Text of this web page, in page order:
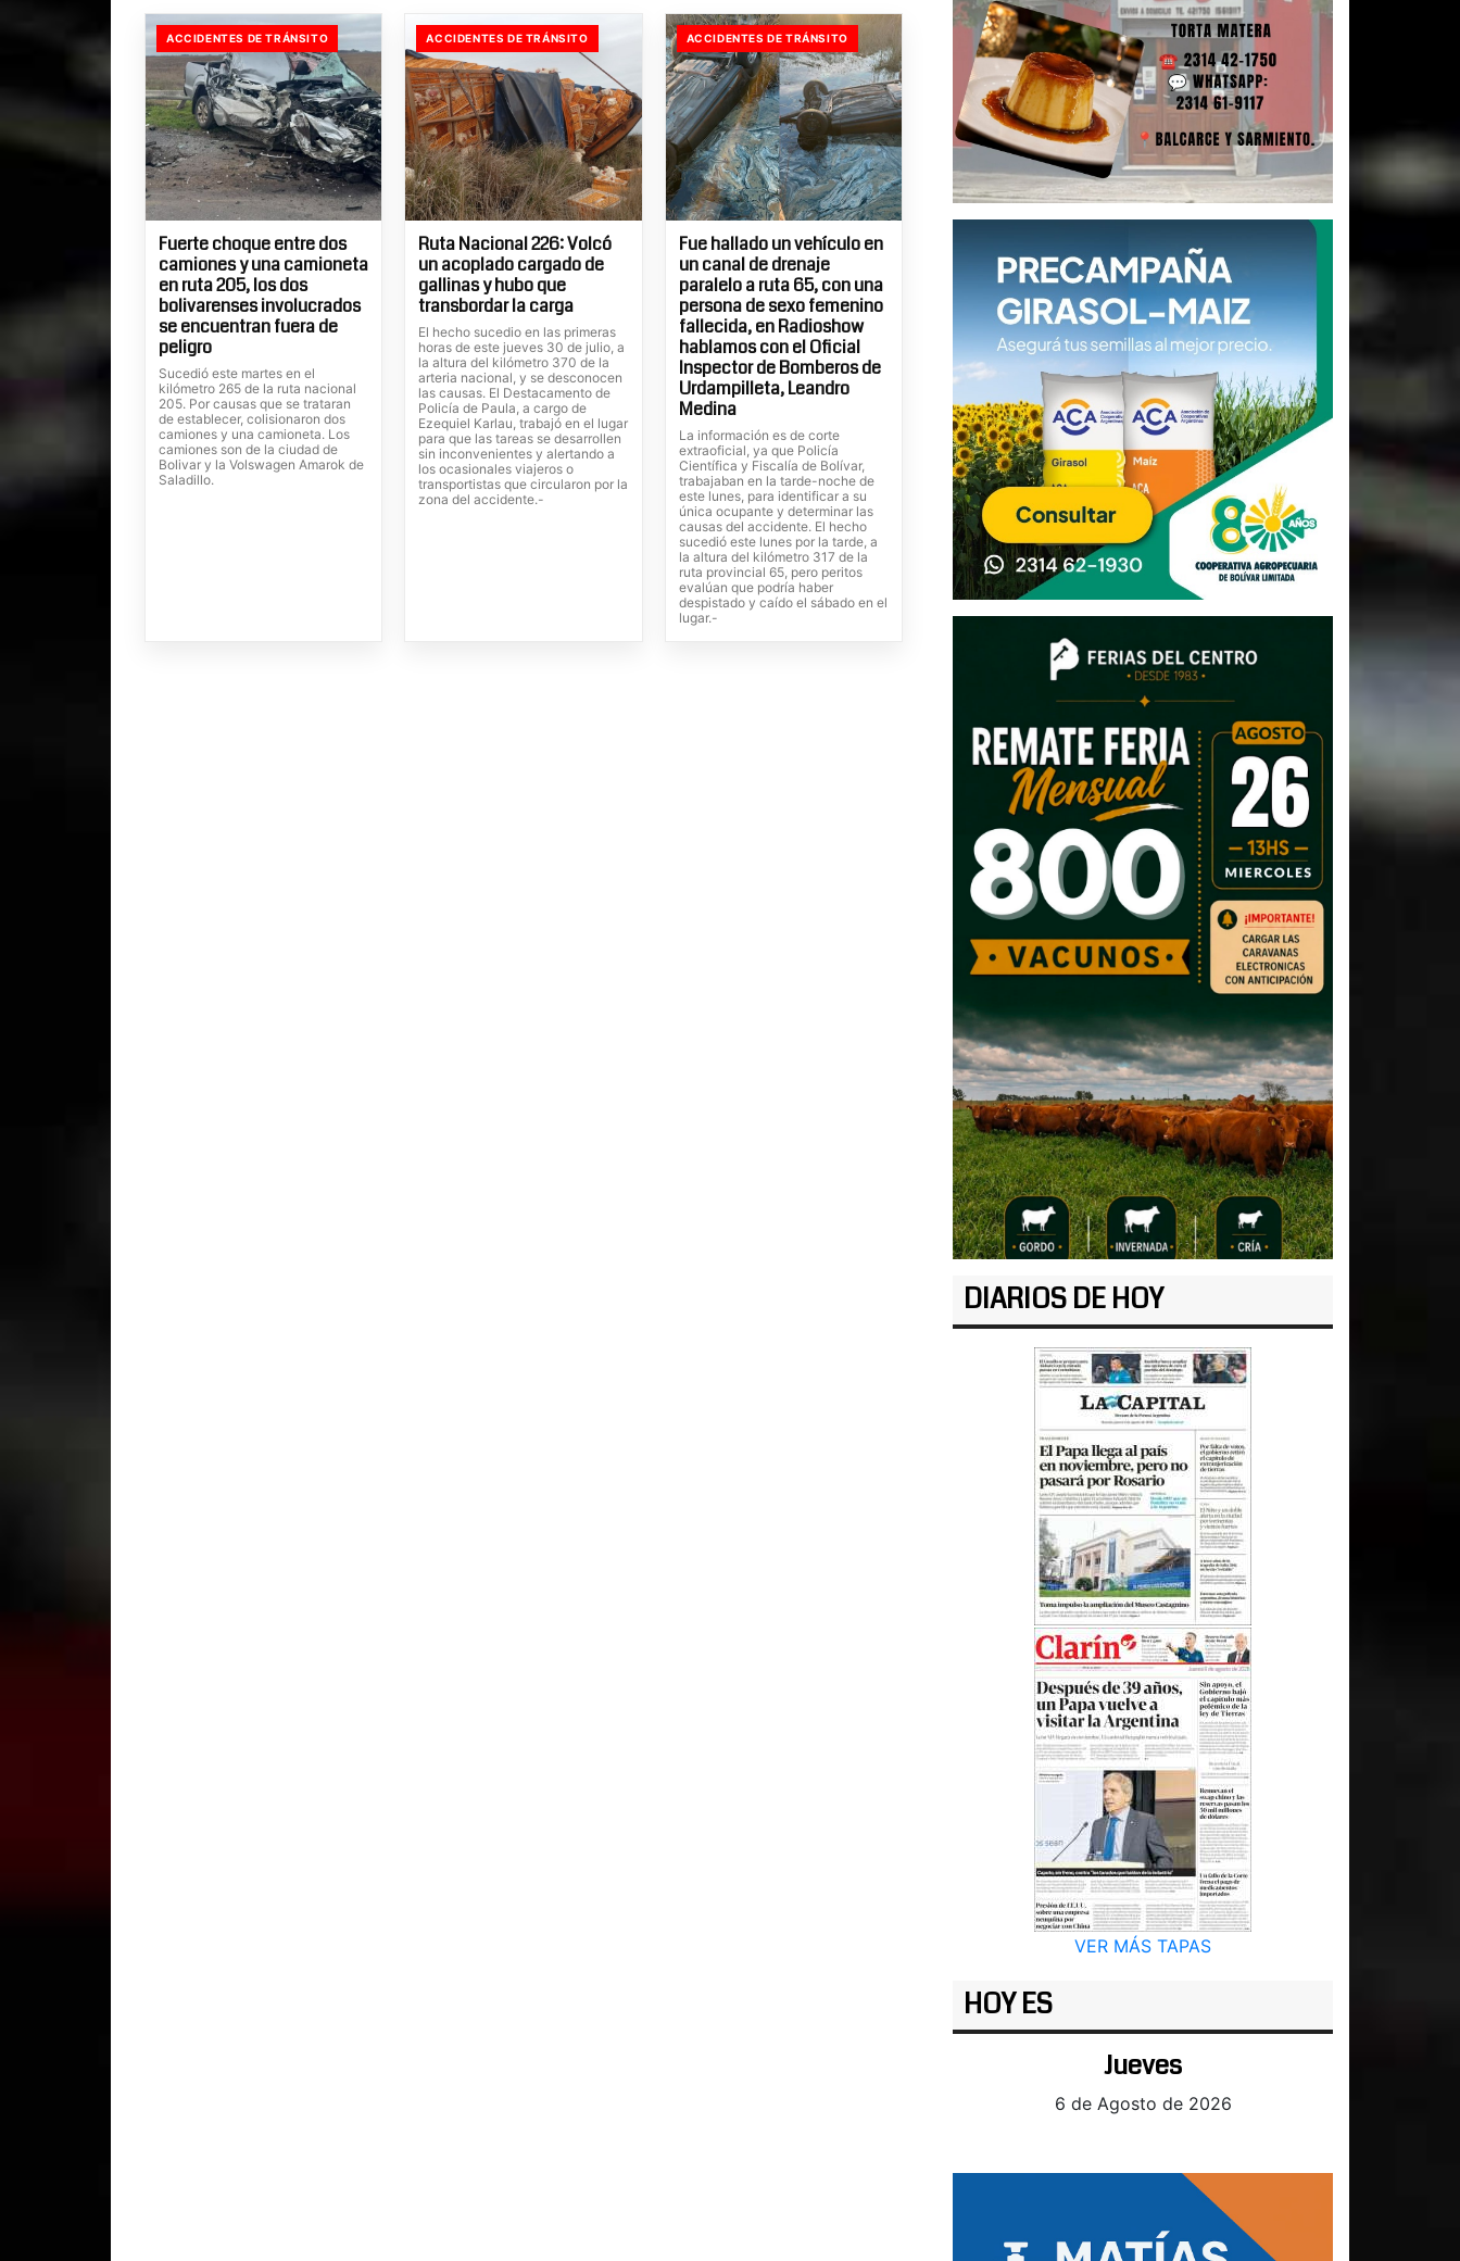
ACCIDENTES DE TRÁNSITO
Fuerte choque entre dos
camiones y una camioneta
en ruta 205, los dos
bolivarenses involucrados
se encuentran fuera de
peligro
Sucedió este martes en el
kilómetro 265 de la ruta nacional
205. Por causas que se trataran
de establecer, colisionaron dos
camiones y una camioneta. Los
camiones son de la ciudad de
Bolivar y la Volswagen Amarok de
Saladillo.
ACCIDENTES DE TRÁNSITO
Ruta Nacional 226: Volcó
un acoplado cargado de
gallinas y hubo que
transbordar la carga
El hecho sucedio en las primeras
horas de este jueves 30 de julio, a
la altura del kilómetro 370 de la
arteria nacional, y se desconocen
las causas. El Destacamento de
Policía de Paula, a cargo de
Ezequiel Karlau, trabajó en el lugar
para que las tareas se desarrollen
sin inconvenientes y alertando a
los ocasionales viajeros o
transportistas que circularon por la
zona del accidente.-
ACCIDENTES DE TRÁNSITO
Fue hallado un vehículo en
un canal de drenaje
paralelo a ruta 65, con una
persona de sexo femenino
fallecida, en Radioshow
hablamos con el Oficial
Inspector de Bomberos de
Urdampilleta, Leandro
Medina
La información es de corte
extraoficial, ya que Policía
Científica y Fiscalía de Bolívar,
trabajaban en la tarde-noche de
este lunes, para identificar a su
única ocupante y determinar las
causas del accidente. El hecho
sucedió este lunes por la tarde, a
la altura del kilómetro 317 de la
ruta provincial 65, pero peritos
evalúan que podría haber
despistado y caído el sábado en el
lugar.-
DIARIOS DE HOY
VER MÁS TAPAS
HOY ES
Jueves
6 de Agosto de 2026